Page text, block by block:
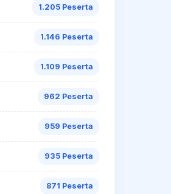
1.205 Peserta
1.146 Peserta
1.109 Peserta
962 Peserta
959 Peserta
935 Peserta
871 Peserta